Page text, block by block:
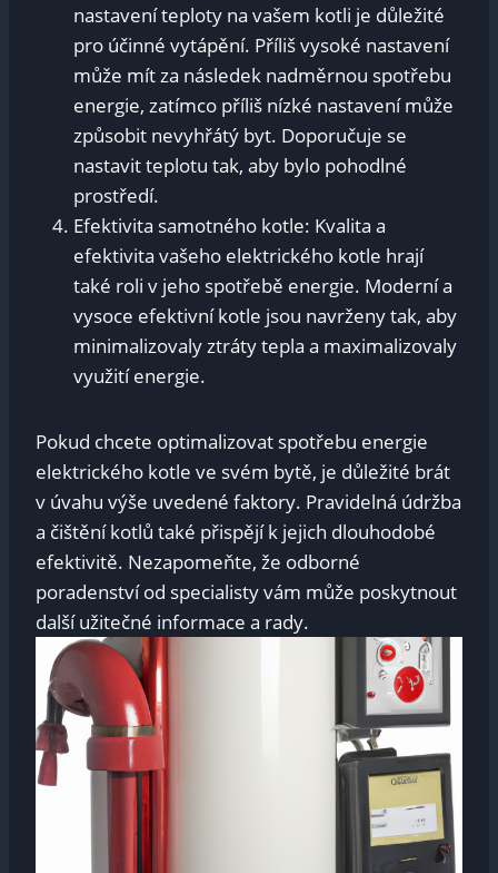
nastavení teploty‍ na ⁤vašem ​kotli je důležité
pro účinné vytápění. Příliš vysoké nastavení⁢
může mít za‍ následek nadměrnou spotřebu
energie, zatímco příliš⁣ nízké nastavení může
⁣způsobit‌ nevyhřátý byt.⁣ Doporučuje se
nastavit teplotu tak, aby bylo‌ pohodlné
prostředí.
Efektivita samotného kotle: Kvalita a
efektivita vašeho ⁣elektrického⁣ kotle hrají
také ⁣roli v jeho spotřebě energie. ​Moderní a
vysoce efektivní kotle jsou navrženy tak, aby
minimalizovaly ​ztráty⁢ tepla a ​maximalizovaly
využití energie.
Pokud chcete optimalizovat spotřebu energie‍
elektrického​ kotle ve svém bytě, je důležité brát⁤
v⁤ úvahu výše ​uvedené ​faktory. ​Pravidelná údržba
a čištění ⁢kotlů ⁤také⁤ přispějí k jejich ⁣dlouhodobé
efektivitě.⁤ Nezapomeňte,‍ že odborné
poradenství od ‍specialisty vám může poskytnout
další užitečné informace a ​rady.